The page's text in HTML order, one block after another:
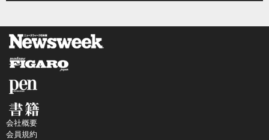
会社概要
会員規約